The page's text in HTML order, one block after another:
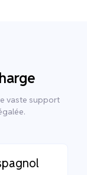
vaste support